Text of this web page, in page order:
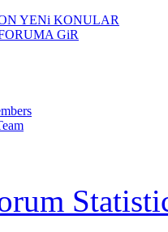
YENi KONULAR
GiR